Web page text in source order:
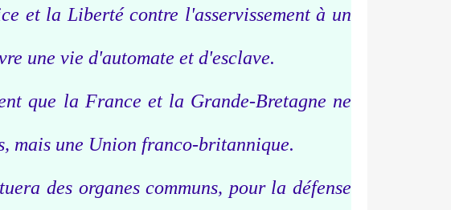
et la Liberté contre l'asservissement à un
une vie d'automate et d'esclave.
que la France et la Grande-Bretagne ne
mais une Union franco-britannique.
des organes communs, pour la défense